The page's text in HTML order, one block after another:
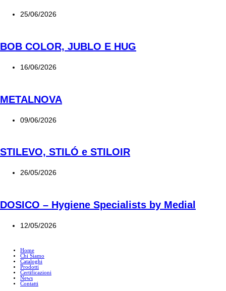
25/06/2026
BOB COLOR, JUBLO E HUG
16/06/2026
METALNOVA
09/06/2026
STILEVO, STILÓ e STILOIR
26/05/2026
DOSICO – Hygiene Specialists by Medial
12/05/2026
Home
Chi Siamo
Cataloghi
Prodotti
Certificazioni
News
Contatti